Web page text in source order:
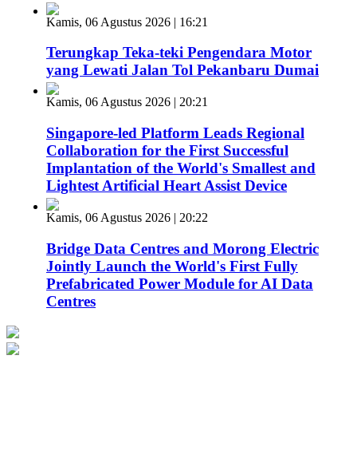
Kamis, 06 Agustus 2026 | 16:21
Terungkap Teka-teki Pengendara Motor
yang Lewati Jalan Tol Pekanbaru Dumai
Kamis, 06 Agustus 2026 | 20:21
Singapore-led Platform Leads Regional
Collaboration for the First Successful
Implantation of the World's Smallest and
Lightest Artificial Heart Assist Device
Kamis, 06 Agustus 2026 | 20:22
Bridge Data Centres and Morong Electric
Jointly Launch the World's First Fully
Prefabricated Power Module for AI Data
Centres